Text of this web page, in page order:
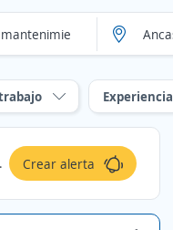
Experiencia
Crear alerta